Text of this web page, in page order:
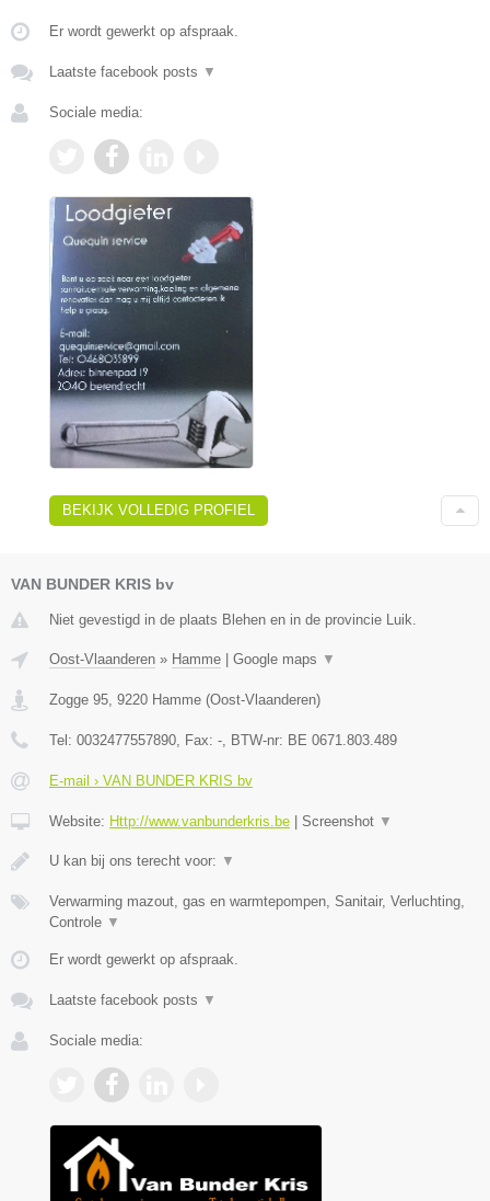
Er wordt gewerkt op afspraak.
Laatste facebook posts ▼
Sociale media:
BEKIJK VOLLEDIG PROFIEL
VAN BUNDER KRIS bv
Niet gevestigd in de plaats Blehen en in de provincie Luik.
Oost-Vlaanderen » Hamme Google maps ▼
Zogge 95, 9220 Hamme (Oost-Vlaanderen)
Tel: 0032477557890, Fax: -, BTW-nr: BE 0671.803.489
E-mail › VAN BUNDER KRIS bv
Website: Http://www.vanbunderkris.be Screenshot ▼
U kan bij ons terecht voor: ▼
Verwarming mazout, gas en warmtepompen, Sanitair, Verluchting,
Controle ▼
Er wordt gewerkt op afspraak.
Laatste facebook posts ▼
Sociale media: